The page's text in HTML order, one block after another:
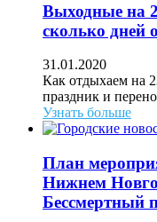
Выходные на
сколько дней
31.01.2020
Как отдыхаем на
праздник и
Узнать больше
План
Нижнем
Бессмертный